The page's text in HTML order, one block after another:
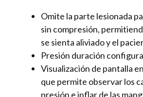
Omite la parte lesionada
sin compresión,
se sienta aliviado y el
Presión duración
Visualización de pantalla
que permite observar los
presión e inflar de las